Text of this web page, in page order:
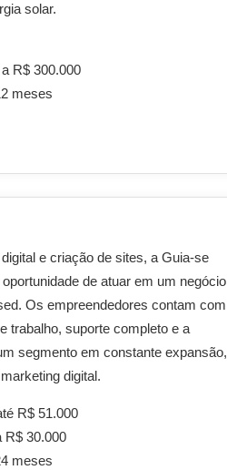
solar.
R$ 300.000
meses
e criação de sites, a Guia-se
de atuar em um negócio
Os empreendedores contam com
trabalho, suporte completo e a
segmento em constante expansão,
digital.
R$ 51.000
R$ 30.000
meses